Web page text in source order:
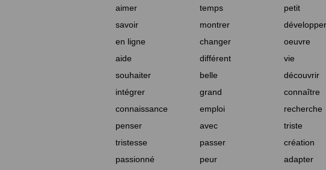
aimer
temps petit
savoir
montrer développer
en ligne
changer oeuvre
aide
différent vie
souhaiter
belle découvrir
intégrer
grand connaître
connaissance
emploi recherche
penser
avec triste
tristesse
passer création
passionné
peur adapter